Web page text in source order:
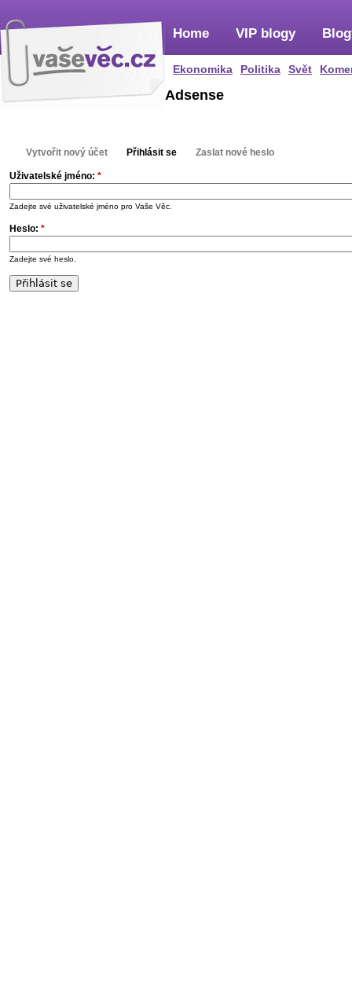
Home
Ekonomika Politika Svět
VIP blogy
Adsense
Vytvořit nový účet Přihlásit se Zaslat nové heslo
Uživatelské jméno: *
Zadejte své uživatelské jméno pro Vaše Věc.
Heslo: *
Zadejte své heslo.